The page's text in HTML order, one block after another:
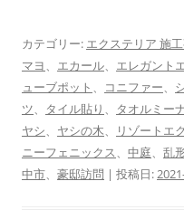
カテゴリー: エクステリア 施
マヨ、 エカール、 エレガント
ューブポット 、 コニファー、
ツ、 タイル貼り 、 タオルミー
ヤシ、 ヤシの木、 リゾートエ
ニーフェニックス、 中庭、 乱
中市、 豪邸訪問 | 投稿日: